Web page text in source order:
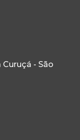
- São